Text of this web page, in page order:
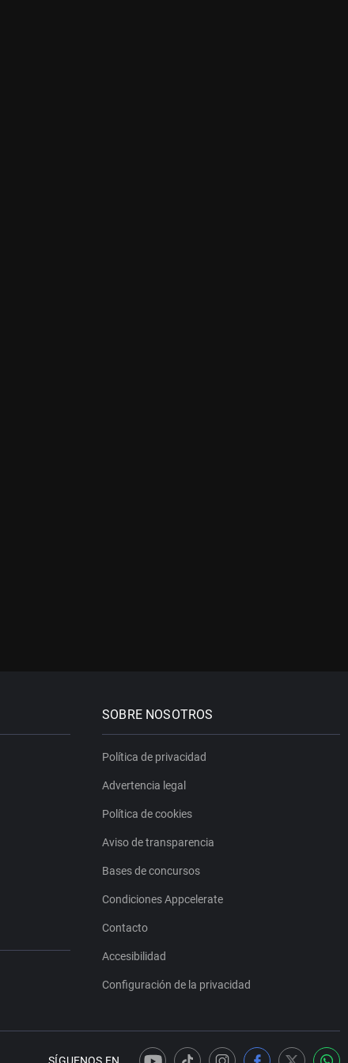
SOBRE NOSOTROS
Política de privacidad
Advertencia legal
Política de cookies
Aviso de transparencia
Bases de concursos
Condiciones Appcelerate
Contacto
Accesibilidad
Configuración de la privacidad